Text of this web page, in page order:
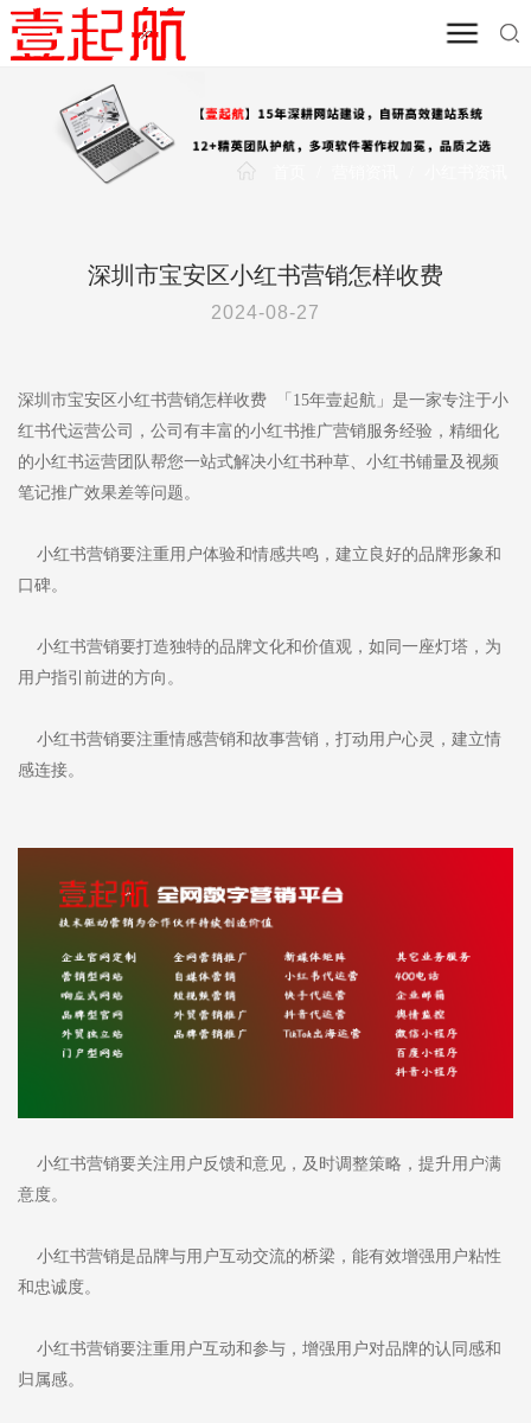
深圳市宝安区小红书营销怎样收费
2024-08-27
深圳市宝安区小红书营销怎样收费 「15年壹起航」是一家专注于小
红书代运营公司，公司有丰富的小红书推广营销服务经验，精细化
的小红书运营团队帮您一站式解决小红书种草、小红书铺量及视频
笔记推广效果差等问题。
小红书营销要注重用户体验和情感共鸣，建立良好的品牌形象和
口碑。
小红书营销要打造独特的品牌文化和价值观，如同一座灯塔，为
用户指引前进的方向。
小红书营销要注重情感营销和故事营销，打动用户心灵，建立情
感连接。
小红书营销要关注用户反馈和意见，及时调整策略，提升用户满
意度。
小红书营销是品牌与用户互动交流的桥梁，能有效增强用户粘性
和忠诚度。
小红书营销要注重用户互动和参与，增强用户对品牌的认同感和
归属感。